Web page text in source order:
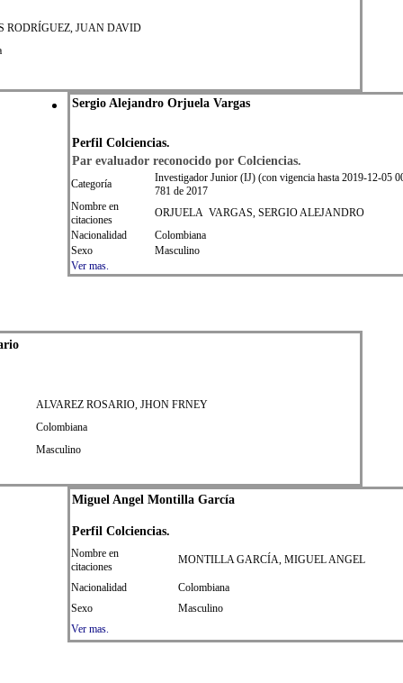
RODRÍGUEZ, JUAN DAVID
Sergio Alejandro Orjuela Vargas
Perfil Colciencias.
Par evaluador reconocido por Colciencias.
Categoría
Investigador Junior (IJ) (con vigencia hasta 2019-12-05
781 de 2017
Nombre en
citaciones
ORJUELA VARGAS, SERGIO ALEJANDRO
Nacionalidad
Colombiana
Sexo
Masculino
Ver mas.
ALVAREZ ROSARIO, JHON FRNEY
Colombiana
Masculino
Miguel Angel Montilla García
Perfil Colciencias.
Nombre en
citaciones
MONTILLA GARCÍA, MIGUEL ANGEL
Nacionalidad
Colombiana
Sexo
Masculino
Ver mas.